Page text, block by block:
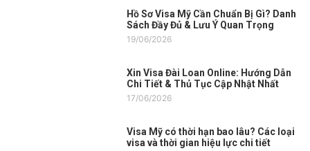
Hồ Sơ Visa Mỹ Cần Chuẩn Bị Gì? Danh
Sách Đầy Đủ & Lưu Ý Quan Trọng
19/06/2026
Xin Visa Đài Loan Online: Hướng Dẫn
Chi Tiết & Thủ Tục Cập Nhật Nhất
17/06/2026
Visa Mỹ có thời hạn bao lâu? Các loại
visa và thời gian hiệu lực chi tiết